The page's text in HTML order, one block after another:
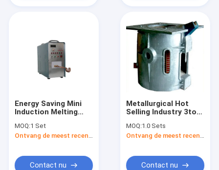
Energy Saving Mini
Induction Melting
Machine
MOQ:1 Set
Contact nu
Metallurgical Hot
Selling Industry 3ton
Melting Furnace For
Cast Aluminum
MOQ:1.0 Sets
Contact nu